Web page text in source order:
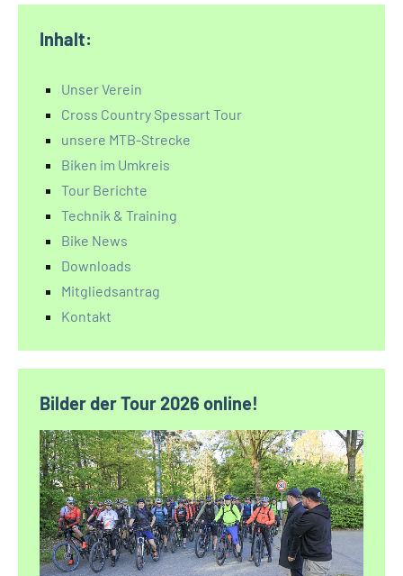
Inhalt:
Unser Verein
Cross Country Spessart Tour
unsere MTB-Strecke
Biken im Umkreis
Tour Berichte
Technik & Training
Bike News
Downloads
Mitgliedsantrag
Kontakt
Bilder der Tour 2026 online!